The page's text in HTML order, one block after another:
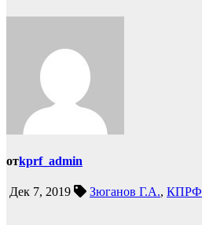
отkprf_admin
Дек 7, 2019 Зюганов Г.А., КПРФ